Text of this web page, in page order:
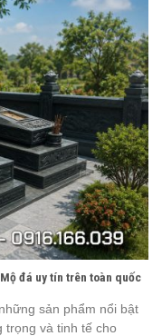
đá uy tín trên toàn quốc
sản phẩm nổi bật
trọng và tinh tế cho